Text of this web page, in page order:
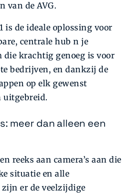
van de AVG.
is de ideale oplossing voor
centrale hub n je
die krachtig genoeg is voor
bedrijven, en dankzij de
op elk gewenst
uitgebreid.
meer dan alleen een
reeks aan camera’s aan die
situatie en alle
er de veelzijdige